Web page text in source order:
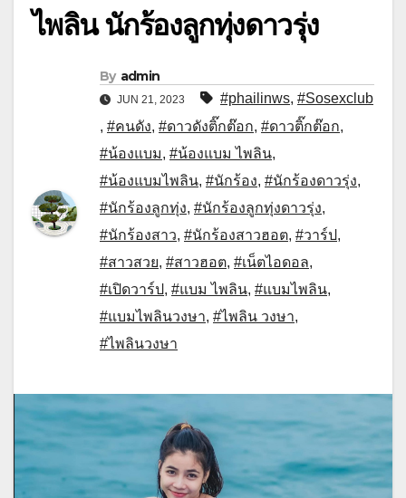
ไพลิน นักร้องลูกทุ่งดาวรุ่ง
By admin
JUN 21, 2023 #phailinws, #Sosexclub
, #คนดัง, #ดาวดังติ๊กต๊อก, #ดาวติ๊กต๊อก,
#น้องแบม, #น้องแบม ไพลิน,
#น้องแบมไพลิน, #นักร้อง, #นักร้องดาวรุ่ง,
#นักร้องลูกทุ่ง, #นักร้องลูกทุ่งดาวรุ่ง,
#นักร้องสาว, #นักร้องสาวฮอต, #วาร์ป,
#สาวสวย, #สาวฮอต, #เน็ตไอดอล,
#เปิดวาร์ป, #แบม ไพลิน, #แบมไพลิน,
#แบมไพลินวงษา, #ไพลิน วงษา,
#ไพลินวงษา